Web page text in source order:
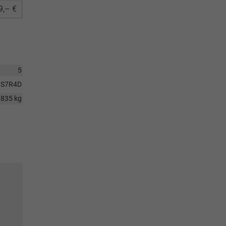
€
5
kg